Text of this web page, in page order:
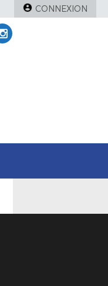
CONNEXION